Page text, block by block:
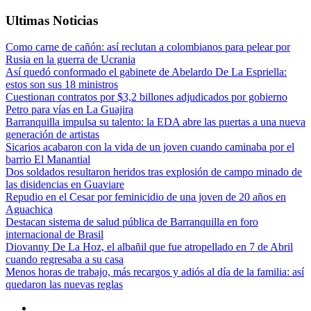
Ultimas Noticias
Como carne de cañón: así reclutan a colombianos para pelear por
Rusia en la guerra de Ucrania
Así quedó conformado el gabinete de Abelardo De La Espriella:
estos son sus 18 ministros
Cuestionan contratos por $3,2 billones adjudicados por gobierno
Petro para vías en La Guajira
Barranquilla impulsa su talento: la EDA abre las puertas a una nueva
generación de artistas
Sicarios acabaron con la vida de un joven cuando caminaba por el
barrio El Manantial
Dos soldados resultaron heridos tras explosión de campo minado de
las disidencias en Guaviare
Repudio en el Cesar por feminicidio de una joven de 20 años en
Aguachica
Destacan sistema de salud pública de Barranquilla en foro
internacional de Brasil
Diovanny De La Hoz, el albañil que fue atropellado en 7 de Abril
cuando regresaba a su casa
Menos horas de trabajo, más recargos y adiós al día de la familia: así
quedaron las nuevas reglas